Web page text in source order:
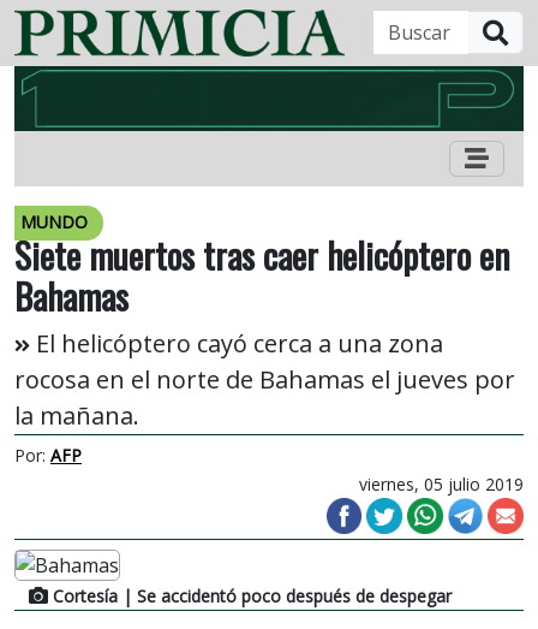
MUNDO
Siete muertos tras caer helicóptero en
Bahamas
El helicóptero cayó cerca a una zona
rocosa en el norte de Bahamas el jueves por
la mañana.
Por: AFP
viernes, 05 julio 2019
Cortesía | Se accidentó poco después de despegar